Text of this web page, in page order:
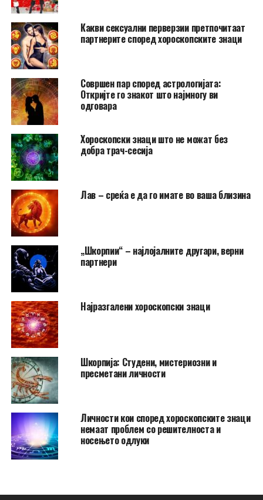
Какви сексуални перверзии претпочитаат
партнерите според хороскопските знаци
Совршен пар според астрологијата:
Откријте го знакот што најмногу ви
одговара
Хороскопски знаци што не можат без
добра трач-сесија
Лав – среќа е да го имате во ваша близина
„Шкорпии“ – најлојалните другари, верни
партнери
Најразгалени хороскопски знаци
Шкорпија: Студени, мистериозни и
пресметани личности
Личности кои според хороскопските знаци
немаат проблем со решителноста и
носењето одлуки